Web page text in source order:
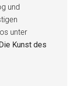
und
unter
Kunst des